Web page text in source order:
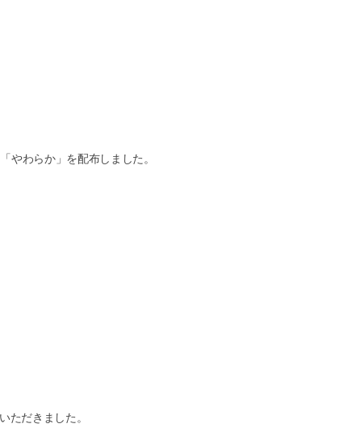
やわらか」を配布しました。
だきました。